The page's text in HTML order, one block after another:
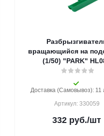
вращающийся на
(1/50) "PARK"
Доставка (Самовывоз): 11
Артикул: 330059
332 руб./шт